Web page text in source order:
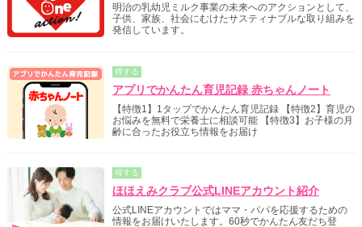
明治の乳幼児ミルク事業の未来へのアクションとして、
子供、家族、社会にむけたサスティナブルな取り組みを
発信しています。
得する
アプリでかんたん育児記録 赤ちゃんノート
【特徴1】1タップでかんたん育児記録 【特徴2】育児の
お悩みを無料で栄養士に相談可能 【特徴3】お子様の月
齢に合ったお役立ち情報をお届け
得する
ほほえみクラブ公式LINEアカウント紹介
公式LINEアカウントではママ・パパを応援するための
情報をお届けいたします。60秒でかんたん友だち登